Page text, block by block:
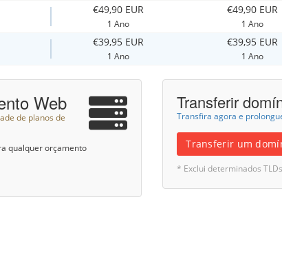
€49,90 EUR
1 Ano
€49,90 EUR
1 Ano
€39,95 EUR
1 Ano
€39,95 EUR
1 Ano
Web
de planos de
qualquer orçamento
Transferir
Transfira agora e
Transferir um
* Exclui determinados